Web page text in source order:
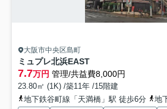
大阪市中央区島町
ミュプレ北浜EAST
7.7万円 管理/共益費8,000円
23.80㎡ (1K) /築11年 /15階建
地下鉄谷町線「天満橋」駅 徒歩6分
地